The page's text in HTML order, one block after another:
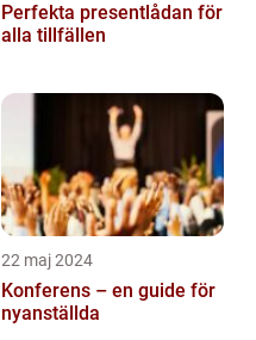
Perfekta presentlådan för
alla tillfällen
22 maj 2024
Konferens – en guide för
nyanställda